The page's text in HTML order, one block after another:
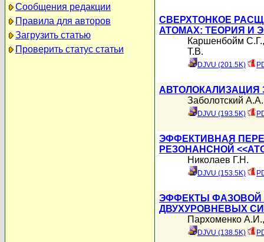
Сообщения редакции
Правила для авторов
Загрузить статью
Проверить статус статьи
СВЕРХТОНКОЕ
АТОМАХ: ТЕОРИЯ И
Каршенбойм С.Г.
Т.В.
DJVU (201.5K)
АВТОЛОКАЛИЗАЦИЯ
Заболотский А.А.
DJVU (193.5K)
ЭФФЕКТИВНАЯ
РЕЗОНАНСНОЙ
Николаев Г.Н.
DJVU (153.5K)
ЭФФЕКТЫ ФАЗОВОЙ
ДВУХУРОВНЕВЫХ
Пархоменко А.И.
DJVU (138.5K)